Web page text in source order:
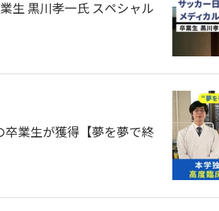
生 黒川孝一氏 スペシャル
業生が獲得【夢を夢で終